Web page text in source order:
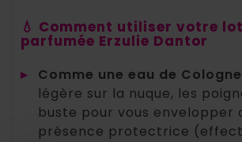
💧 Comment utiliser votre
parfumée Erzulie Dantor
▸ Comme une eau de
légère sur la nuque, les
buste pour vous envelopper
présence protectrice